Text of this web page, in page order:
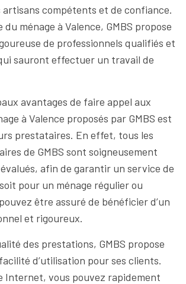
compétents et de confiance.
du ménage à Valence, GMBS propose
de professionnels qualifiés et
sauront effectuer un travail de
avantages de faire appel aux
à Valence proposés par GMBS est
prestataires. En effet, tous les
de GMBS sont soigneusement
afin de garantir un service de
pour un ménage régulier ou
être assuré de bénéficier d’un
et rigoureux.
des prestations, GMBS propose
d’utilisation pour ses clients.
Internet, vous pouvez rapidement